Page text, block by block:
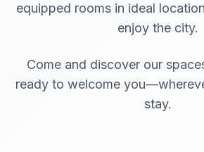
equipped rooms in ideal
enjoy the city.
Come and discover our
ready to welcome
stay.